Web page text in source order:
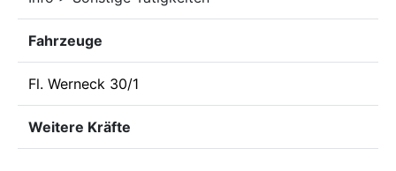
Fahrzeuge
Fl. Werneck 30/1
Weitere Kräfte